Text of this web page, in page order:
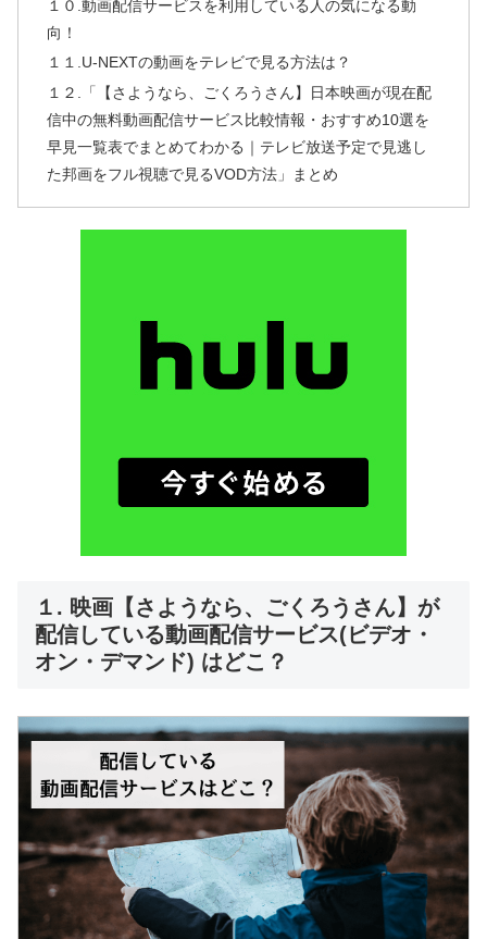
１０.動画配信サービスを利用している人の気になる動
向！
１１.U-NEXTの動画をテレビで見る方法は？
１２.「【さようなら、ごくろうさん】日本映画が現在配
信中の無料動画配信サービス比較情報・おすすめ10選を
早見一覧表でまとめてわかる｜テレビ放送予定で見逃し
た邦画をフル視聴で見るVOD方法」まとめ
１. 映画【さようなら、ごくろうさん】が
配信している動画配信サービス(ビデオ・
オン・デマンド) はどこ？